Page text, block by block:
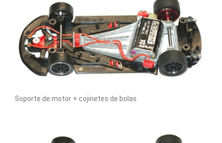
Soporte de motor + cojinetes de bolas